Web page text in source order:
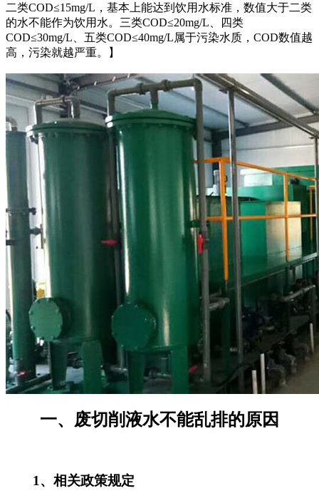
二类COD≤15mg/L，基本上能达到饮用水标准，数值大于二类
的水不能作为饮用水。三类COD≤20mg/L、四类
COD≤30mg/L、五类COD≤40mg/L属于污染水质，COD数值越
高，污染就越严重。】
一、废切削液水不能乱排的原因
1、相关政策规定